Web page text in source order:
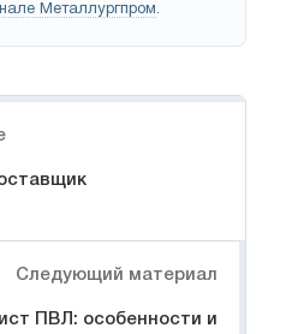
Металлургпром.
Следующий материал
ПВЛ: особенности и